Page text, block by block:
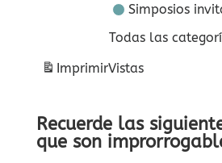
Simposios
Todas las
ImprimirVistas
Recuerde las
que son